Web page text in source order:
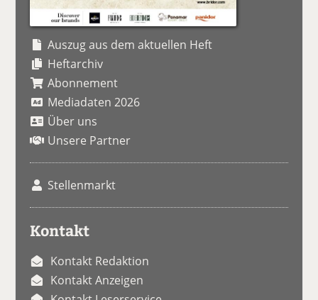
Auszug aus dem aktuellen Heft
Heftarchiv
Abonnement
Mediadaten 2026
Über uns
Unsere Partner
Stellenmarkt
Kontakt
Kontakt Redaktion
Kontakt Anzeigen